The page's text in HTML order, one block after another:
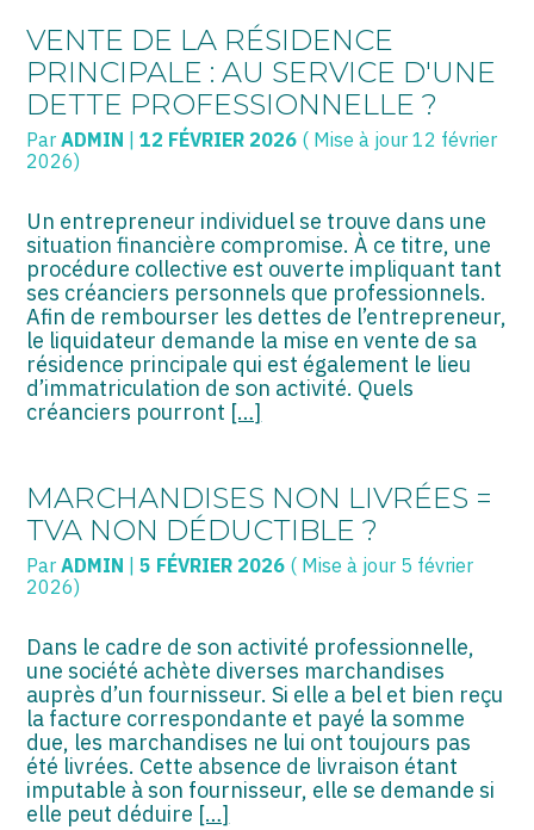
SOGECC – Coignières
SOGECC – Noisy
SOGECC – République
SOGECC – Turbigo
TPE/PME
COMMERÇANTS
GROUPE
SCI / LMNP
PROFESSIONS LIBÉRALES
HOLDING
PARTICULIERS
IMPATRIÉ / EXPATRIÉ
ASSOCIATIONS
START-UP
SECTEUR AUDIOVISUEL
Créer et reprendre une activité
Gérer votre quotidien
Piloter votre entreprise
Développer votre entreprise
Construire votre patrimoine
Être prêt pour la facturation
électronique
VENTE DE LA RÉSIDENCE
PRINCIPALE : AU SERVICE D'UNE
DETTE PROFESSIONNELLE ?
ParADMIN |12 FÉVRIER 2026 ( Mise à jour 12 février
2026)
Un entrepreneur individuel se trouve dans une
situation financière compromise. À ce titre, une
procédure collective est ouverte impliquant tant
ses créanciers personnels que professionnels.
Afin de rembourser les dettes de l’entrepreneur,
le liquidateur demande la mise en vente de sa
résidence principale qui est également le lieu
d’immatriculation de son activité. Quels
créanciers pourront […]
MARCHANDISES NON LIVRÉES =
TVA NON DÉDUCTIBLE ?
ParADMIN |5 FÉVRIER 2026 ( Mise à jour 5 février
2026)
Dans le cadre de son activité professionnelle,
une société achète diverses marchandises
auprès d’un fournisseur. Si elle a bel et bien reçu
la facture correspondante et payé la somme
due, les marchandises ne lui ont toujours pas
été livrées. Cette absence de livraison étant
imputable à son fournisseur, elle se demande si
elle peut déduire […]